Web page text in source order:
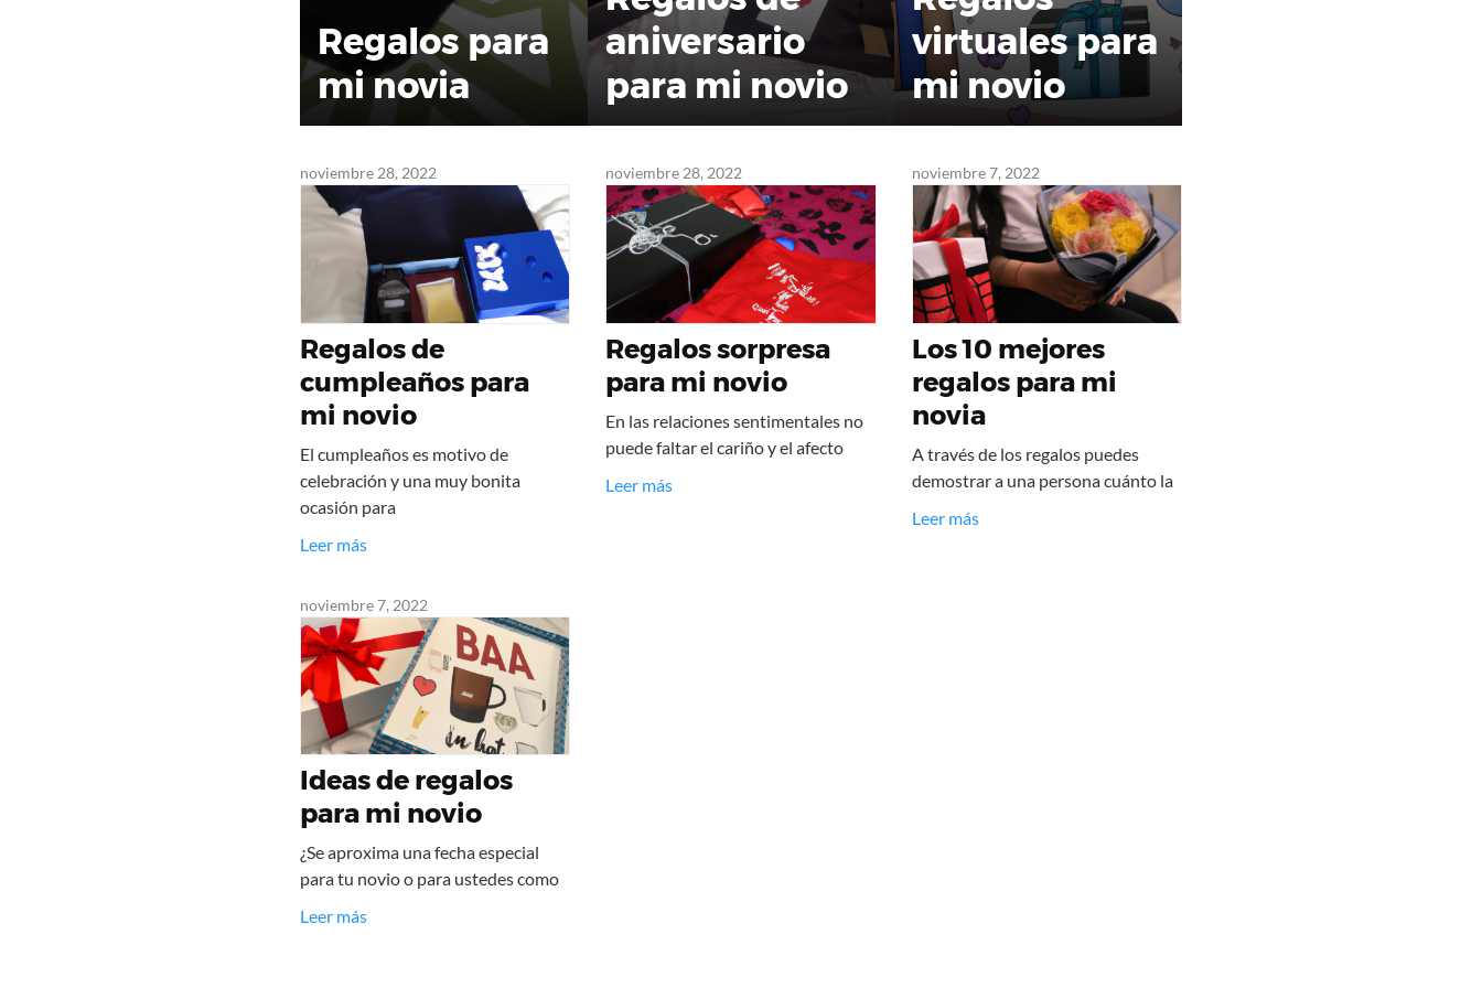
Regalos para
mi novia
aniversario
para mi novio
virtuales para
mi novio
noviembre 28, 2022
Regalos de
cumpleaños para
mi novio
El cumpleaños es motivo de
celebración y una muy bonita
ocasión para
Leer más
noviembre 28, 2022
Regalos sorpresa
para mi novio
En las relaciones sentimentales no
puede faltar el cariño y el afecto
Leer más
noviembre 7, 2022
Los 10 mejores
regalos para mi
novia
A través de los regalos puedes
demostrar a una persona cuánto la
Leer más
noviembre 7, 2022
Ideas de regalos
para mi novio
¿Se aproxima una fecha especial
para tu novio o para ustedes como
Leer más